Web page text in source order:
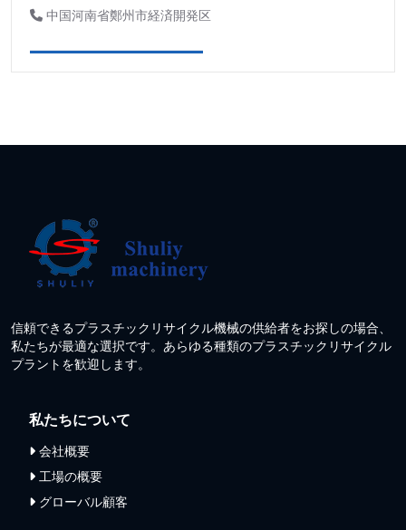
中国河南省鄭州市経済開発区
信頼できるプラスチックリサイクル機械の供給者をお探しの場合、
私たちが最適な選択です。あらゆる種類のプラスチックリサイクル
プラントを歓迎します。
私たちについて
会社概要
工場の概要
グローバル顧客